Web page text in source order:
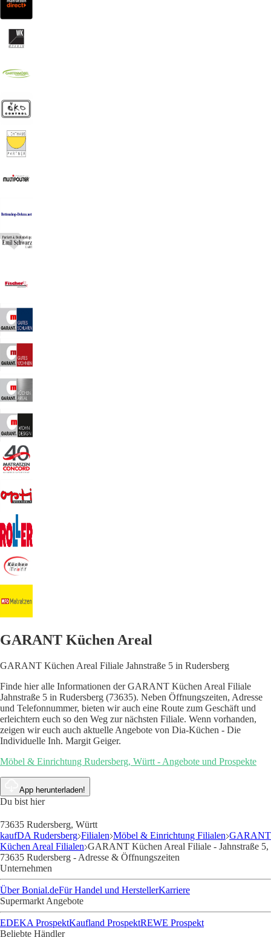
GARANT Küchen Areal
GARANT Küchen Areal Filiale Jahnstraße 5 in Rudersberg
Finde hier alle Informationen der GARANT Küchen Areal Filiale
Jahnstraße 5 in Rudersberg (73635). Neben Öffnungszeiten, Adresse
und Telefonnummer, bieten wir auch eine Route zum Geschäft und
erleichtern euch so den Weg zur nächsten Filiale. Wenn vorhanden,
zeigen wir euch auch aktuelle Angebote von Dia-Küchen - Die
Individuelle Inh. Margit Geiger.
Möbel & Einrichtung Rudersberg, Württ - Angebote und Prospekte
App herunterladen!
Du bist hier
73635 Rudersberg, Württ
kaufDA Rudersberg Filialen Möbel & Einrichtung Filialen GARANT
Küchen Areal Filialen GARANT Küchen Areal Filiale - Jahnstraße 5,
73635 Rudersberg - Adresse & Öffnungszeiten
Unternehmen
Über Bonial.deFür Handel und HerstellerKarriere
Supermarkt Angebote
EDEKA ProspektKaufland ProspektREWE Prospekt
Beliebte Händler